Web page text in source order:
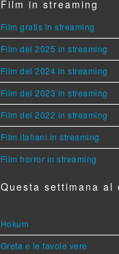
Film in streaming
Film gratis in streaming
Film del 2025 in streaming
Film del 2024 in streaming
Film del 2023 in streaming
Film del 2022 in streaming
Film italiani in streaming
Film horror in streaming
Questa settimana al
Hokum
Greta e le favole vere